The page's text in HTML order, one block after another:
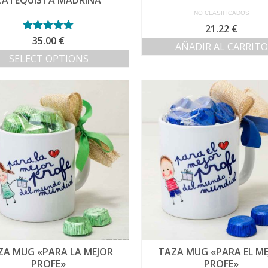
Valorado con
5.00de 5
35.00 €
SELECT OPTIONS
NO CLASIFICADOS
21.22 €
AÑADIR AL CARRITO
MUG «PARA LA MEJOR
PROFE»
TAZA MUG «PARA EL
PROFE»